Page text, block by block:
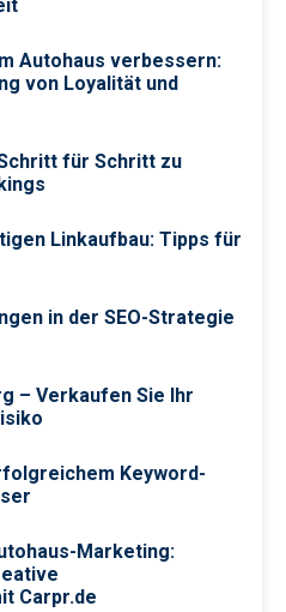
Autohaus verbessern:
von Loyalität und
für Schritt zu
Linkaufbau: Tipps für
in der SEO-Strategie
– Verkaufen Sie Ihr
Keyword-
Marketing:
Carpr.de